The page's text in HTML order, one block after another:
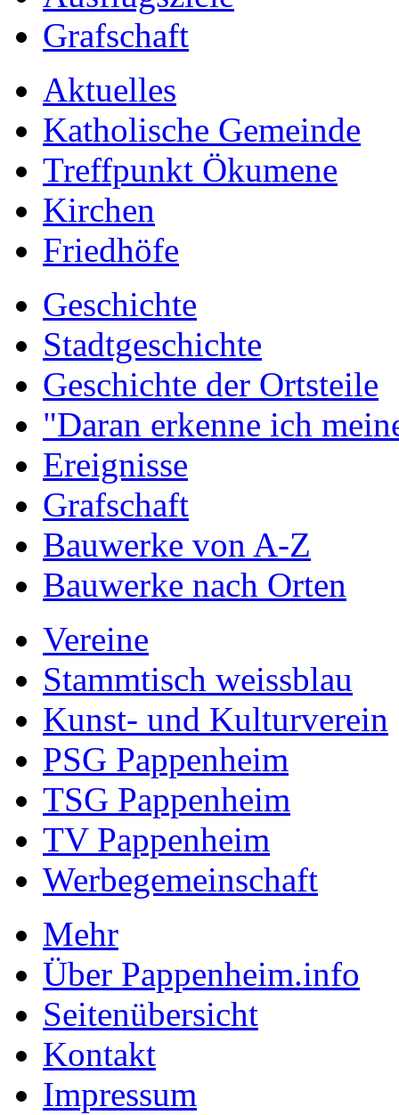
Grafschaft
Aktuelles
Katholische Gemeinde
Treffpunkt Ökumene
Kirchen
Friedhöfe
Geschichte
Stadtgeschichte
Geschichte der Ortsteile
"Daran erkenne ich
Ereignisse
Grafschaft
Bauwerke von A-Z
Bauwerke nach Orten
Vereine
Stammtisch weissblau
Kunst- und Kulturverein
PSG Pappenheim
TSG Pappenheim
TV Pappenheim
Werbegemeinschaft
Mehr
Über Pappenheim.info
Seitenübersicht
Kontakt
Impressum